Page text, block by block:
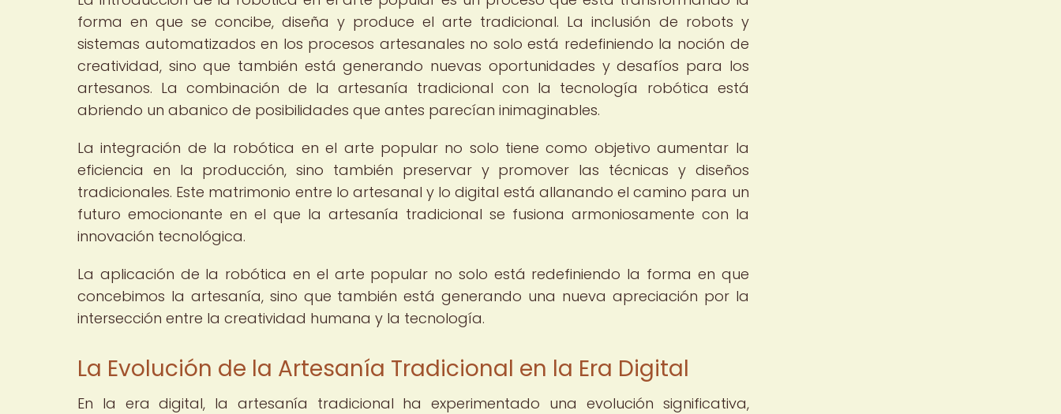
forma en que se concibe, diseña y produce el arte tradicional. La inclusión de robots y
sistemas automatizados en los procesos artesanales no solo está redefiniendo la noción de
creatividad, sino que también está generando nuevas oportunidades y desafíos para los
artesanos. La combinación de la artesanía tradicional con la tecnología robótica está
abriendo un abanico de posibilidades que antes parecían inimaginables.
La integración de la robótica en el arte popular no solo tiene como objetivo aumentar la
eficiencia en la producción, sino también preservar y promover las técnicas y diseños
tradicionales. Este matrimonio entre lo artesanal y lo digital está allanando el camino para un
futuro emocionante en el que la artesanía tradicional se fusiona armoniosamente con la
innovación tecnológica.
La aplicación de la robótica en el arte popular no solo está redefiniendo la forma en que
concebimos la artesanía, sino que también está generando una nueva apreciación por la
intersección entre la creatividad humana y la tecnología.
La Evolución de la Artesanía Tradicional en la Era Digital
En la era digital, la artesanía tradicional ha experimentado una evolución significativa,